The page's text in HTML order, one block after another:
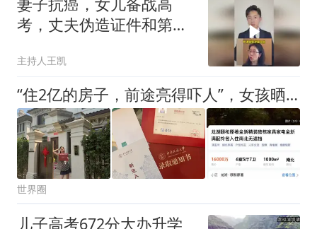
妻子抗癌，女儿备战高
考，丈夫伪造证件和第三
主持人王凯
“住2亿的房子，前途亮得吓人”，女孩晒录取通知书，定位让普通人傻眼
世界圈
儿子高考672分大办升学